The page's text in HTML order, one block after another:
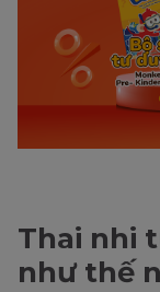
Thai nhi
như thế